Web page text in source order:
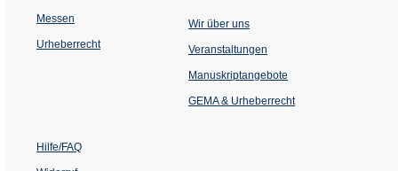
Messen
Urheberrecht
Wir über uns
Veranstaltungen
einem
Tab)
Manuskriptangebote
GEMA & Urheberrecht
Hilfe/FAQ